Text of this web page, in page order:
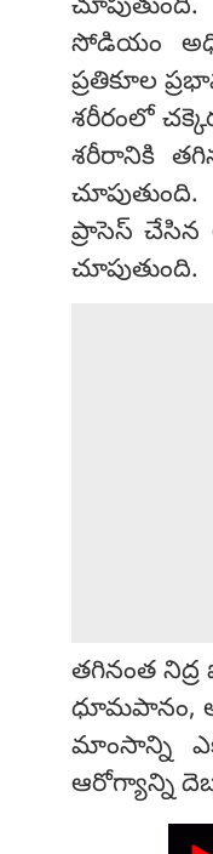
చూపుతుంది.
సోడియం
ప్రతికూల
శరీరంలో
శరీరానికి
చూపుతుంది.
ప్రాసెస్ చేసిన
చూపుతుంది.
తగినంత
ధూమపానం,
మాంసాన్ని
ఆరోగ్యాన్ని